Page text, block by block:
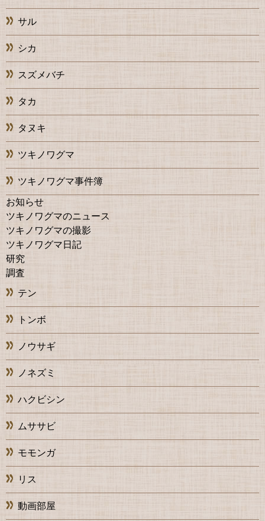
サル
シカ
スズメバチ
タカ
タヌキ
ツキノワグマ
ツキノワグマ事件簿
お知らせ
ツキノワグマのニュース
ツキノワグマの撮影
ツキノワグマ日記
研究
調査
テン
トンボ
ノウサギ
ノネズミ
ハクビシン
ムササビ
モモンガ
リス
動画部屋